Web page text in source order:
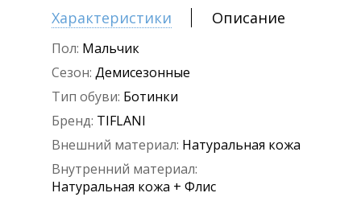
Характеристики Описание
Пол: Мальчик
Сезон: Демисезонные
Тип обуви: Ботинки
Бренд: TIFLANI
Внешний материал: Натуральная кожа
Внутренний материал:
Натуральная кожа + Флис